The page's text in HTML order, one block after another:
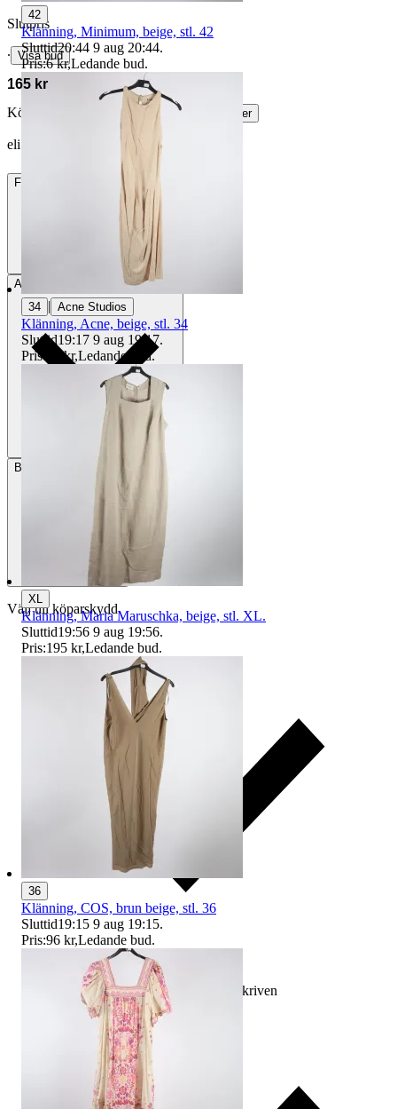
Slutpris
∙ Visa bud
165 kr
Köparskydd är valfritt hos företag.
Läs mer
eli.roth vann auktionen
Frakt
Avhämtning Stockholm, Sverige
Betalning Via Tradera
Välj till köparskydd
Ersättning om varan inte är som beskriven
42
Klänning, Minimum, beige, stl. 42
Sluttid20:44 9 aug 20:44.
Pris:6 kr,Ledande bud.
34 | Acne Studios
Klänning, Acne, beige, stl. 34
Sluttid19:17 9 aug 19:17.
Pris:
42 kr,Ledande bud.
XL
Klänning, Maria Maruschka, beige, stl. XL.
Sluttid19:56 9 aug 19:56.
Pris:195 kr,Ledande bud.
36
Klänning, COS, brun beige, stl. 36
Sluttid19:15 9 aug 19:15.
Pris:96 kr,Ledande bud.